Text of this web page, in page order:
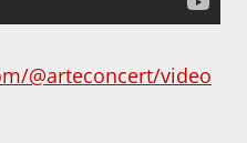
@arteconcert/video